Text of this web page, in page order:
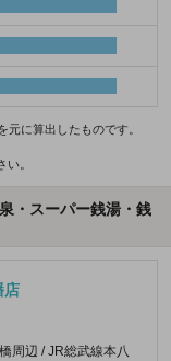
元に算出したものです。
。
・スーパー銭湯・銭
店
周辺 / JR総武線本八